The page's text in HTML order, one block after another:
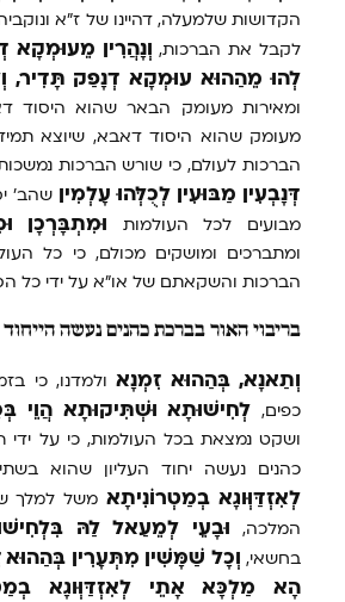
הקדושות שלמעלה, דהיינו של ז"א
לקבל את הברכות, וְנָהֲרִין מֵעוּמְקָא
לְהוּ מֵהַהוּא עוּמְקָא דְנָפַק תָּדִיר,
ומאירות מעומק הבאר שהוא היסוד
מעומק שהוא היסוד דאבא, שיוצא
הברכות לעולם, כי שורש הברכות
דְּנָבְעִין מַבּוּעִין לְכֻלְּהוּ עָלְמִין שהב'
מבועים לכל העולמות וּמִתְבָּרְכָן
ומתברכים ומושקים מכולם, כי כל
הברכות והשקאתם של או"א על ידי כל
בריבוי האור בברכת כהנים נעשה הייחוד
וְתַאנָא, בְּהַהוּא זִמְנָאולמדנו, כי
כפים, לְחִישׁוּתָא וּשְׁתִּיקוּתָא הֲוֵי
ושקט נמצאת בכל העולמות, כי על ידי
כהנים נעשה יחוד העליון שהוא
לְאִזְדַּוְּוגָא בְמַטְרוֹנִיתָאמשל למלך
המלכה, וּבָעֵי לְמֵעַאל לַהּ
בחשאי, וְכָל שַׁמָּשִׁין מִתְּעָרִין בְּהַהוּא
הָא
מַלְכָּא אָתֵי לְאִזְדַּוְּוגָא